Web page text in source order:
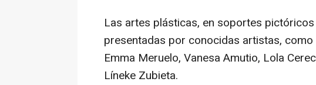
Las artes plásticas, en soportes
presentadas por conocidas artistas, como
Emma Meruelo, Vanesa Amutio, Lola
Líneke Zubieta.